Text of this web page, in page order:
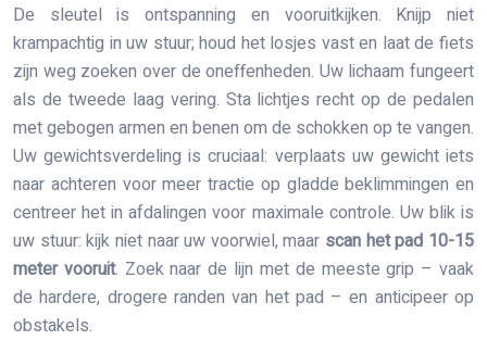
De sleutel is ontspanning en vooruitkijken. Knijp niet
krampachtig in uw stuur; houd het losjes vast en laat de fiets
zijn weg zoeken over de oneffenheden. Uw lichaam fungeert
als de tweede laag vering. Sta lichtjes recht op de pedalen
met gebogen armen en benen om de schokken op te vangen.
Uw gewichtsverdeling is cruciaal: verplaats uw gewicht iets
naar achteren voor meer tractie op gladde beklimmingen en
centreer het in afdalingen voor maximale controle. Uw blik is
uw stuur: kijk niet naar uw voorwiel, maar scan het pad 10-15
meter vooruit. Zoek naar de lijn met de meeste grip – vaak
de hardere, drogere randen van het pad – en anticipeer op
obstakels.